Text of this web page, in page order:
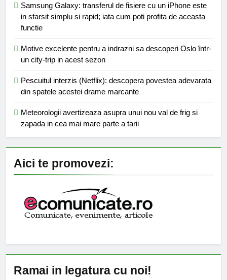
Samsung Galaxy: transferul de fisiere cu un iPhone este
in sfarsit simplu si rapid; iata cum poti profita de aceasta
functie
Motive excelente pentru a indrazni sa descoperi Oslo într-
un city-trip in acest sezon
Pescuitul interzis (Netflix): descopera povestea adevarata
din spatele acestei drame marcante
Meteorologii avertizeaza asupra unui nou val de frig si
zapada in cea mai mare parte a tarii
Aici te promovezi:
Ramai in legatura cu noi!